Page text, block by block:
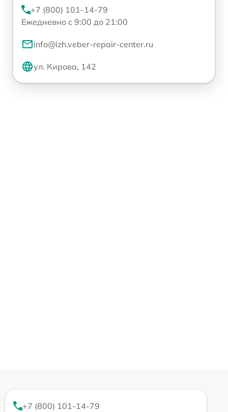
+7 (800) 101-14-79
Ежедневно с 9:00 до 21:00
info@izh.veber-repair-center.ru
ул. Кирова, 142
+7 (800) 101-14-79